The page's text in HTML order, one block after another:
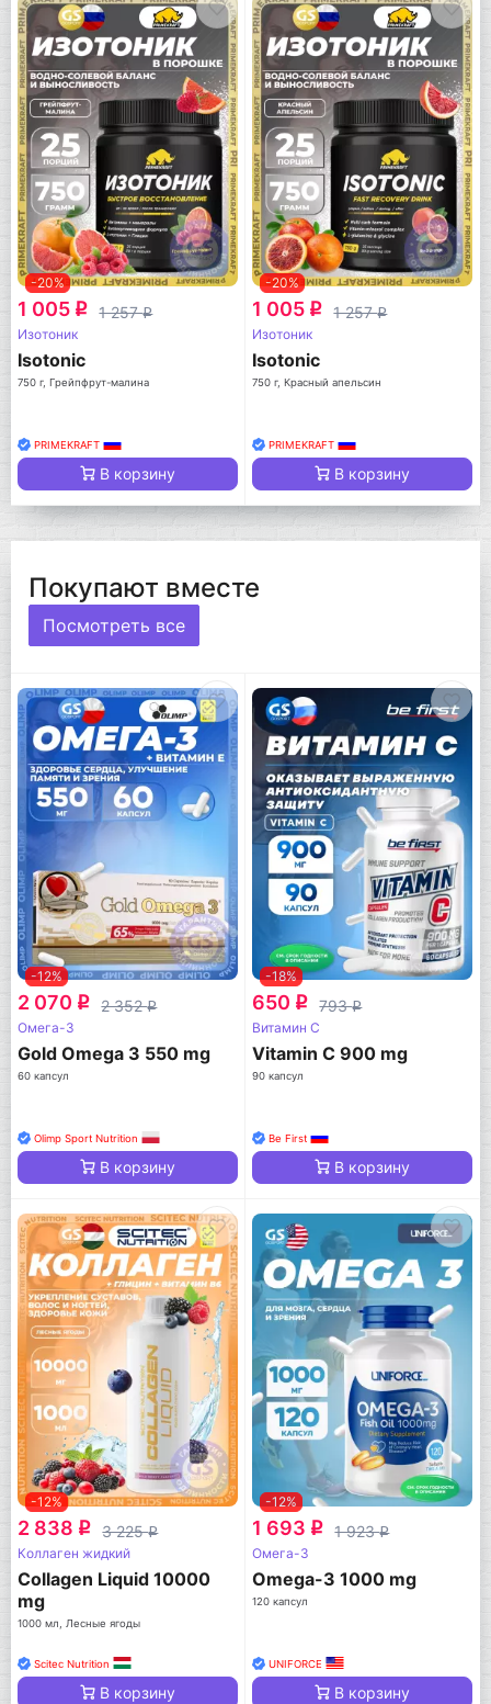
-20%
1 005 q 1 257q
Изотоник
Isotonic
750 г, Грейпфрут-малина
PRIMEKRAFT
В корзину
-20%
1 005 q 1 257q
Изотоник
Isotonic
750 г, Красный апельсин
PRIMEKRAFT
В корзину
Покупают вместе
Посмотреть все
-12%
2 070 q 2 352q
Омега-3
Gold Omega 3 550 mg
60 капсул
Olimp Sport Nutrition
В корзину
-18%
650 q 793q
Витамин C
Vitamin C 900 mg
90 капсул
Be First
В корзину
-12%
2 838 q 3 225q
Коллаген жидкий
Collagen Liquid 10000
mg
1000 мл, Лесные ягоды
Scitec Nutrition
В корзину
-12%
1 693 q 1 923q
Омега-3
Omega-3 1000 mg
120 капсул
UNIFORCE
В корзину